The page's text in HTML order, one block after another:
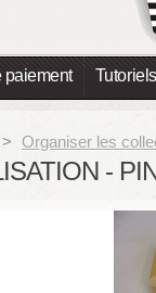
paiement Tutoriels
> Organiser les
-